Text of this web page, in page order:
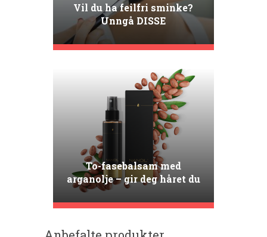
Vil du ha feilfri sminke?
Unngå DISSE
sminketabbene
To-fasebalsam med
arganolje – gir deg håret du
har drømt om!